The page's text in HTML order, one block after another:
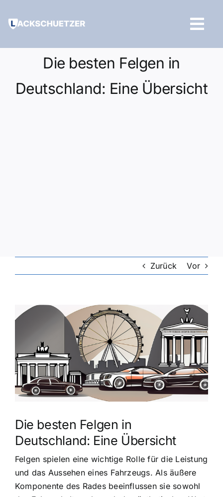
Inhalt
Die besten Felgen in
Deutschland: Eine Übersicht
Zurück Vor
Zeige
Die besten Felgen in
Deutschland: Eine Übersicht
Felgen spielen eine wichtige Rolle für die Leistung
und das Aussehen eines Fahrzeugs. Als äußere
Komponente des Rades beeinflussen sie sowohl